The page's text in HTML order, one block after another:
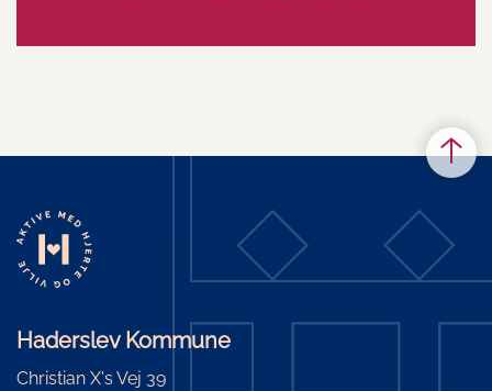
Haderslev Kommune
Christian X's Vej 39